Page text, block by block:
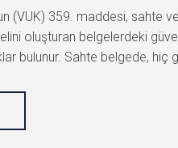
(VUK) 359. maddesi, sahte
oluşturan belgelerdeki
bulunur. Sahte belgede,